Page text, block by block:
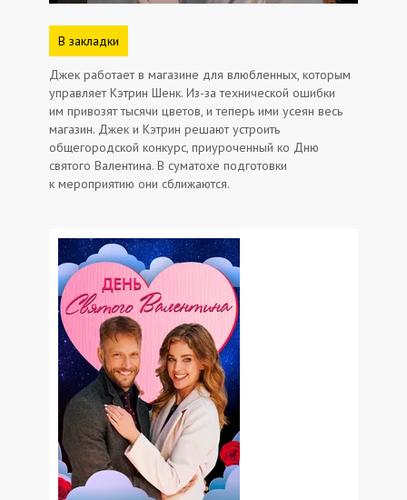
В закладки
Джек работает в магазине для влюбленных, которым
управляет Кэтрин Шенк. Из-за технической ошибки
им привозят тысячи цветов, и теперь ими усеян весь
магазин. Джек и Кэтрин решают устроить
общегородской конкурс, приуроченный ко Дню
святого Валентина. В суматохе подготовки
к мероприятию они сближаются.